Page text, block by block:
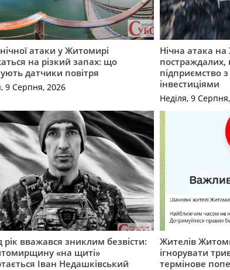
атаки у Житомирі
на різкий запах: що
датчики повітря
9 Серпня, 2026
Нічна атака
підприємство
інвестиціями
Неділя, 9
рік вважався зниклим безвісти:
«на щиті»
Іван Недашківський
Жителів
ігнорувати
термінове